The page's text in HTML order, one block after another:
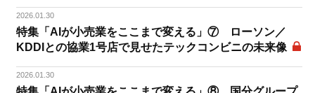
2026.01.30
特集「AIが小売業をここまで変える」⑦ ローソン／
KDDIとの協業1号店で見せたテックコンビニの未来像
2026.01.30